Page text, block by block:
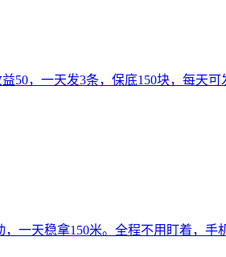
，一天发3条，保底150块，每天
一天稳拿150米。全程不用盯着，